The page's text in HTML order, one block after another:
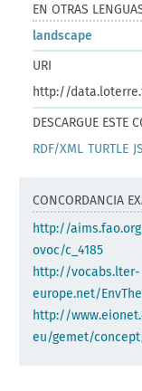
EN OTRAS
landscape
URI
http://
DESCARGUE ESTE
RDF/XML TURTLE
CONCORDANCIA
http://
ovoc/c_4185
http://vocabs.lter-
europe.net/
http://
eu/gemet/